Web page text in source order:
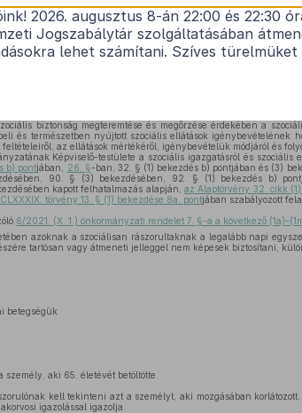
szóló6/2021. (X.1.)
biztonság megteremtése és megőrzése érdekében a
és természetben nyújtott szociális ellátások igénybevételének
az ellátások mértékéről, igénybevételük módjáról és
Képviselő-testülete a szociális igazgatásról és szociális
b) pontjában, 26. §-ban, 32. § (1) bekezdés b) pontjában és (3)
90. § (3) bekezdésében, 92. § (1) bekezdés b)
kapott felhatalmazás alapján, az Alaptörvény 32. cikk
törvény 13. § (1) bekezdése 8a. pontjában szabályozott
6/2021. (X. 1.) önkormányzati rendelet 7. §-a a következő
azoknak a szociálisan rászorultaknak a legalább napi
tartósan vagy átmeneti jelleggel nem képesek biztosítani,
betegségük
személy, aki 65. életévét betöltötte.
kell tekinteni azt a személyt, aki mozgásában
igazolással igazolja.
2026. augusztus 8-án 22:00 és 22:30
Jogszabálytár szolgáltatásában
lehet számítani. Szíves türelmüket